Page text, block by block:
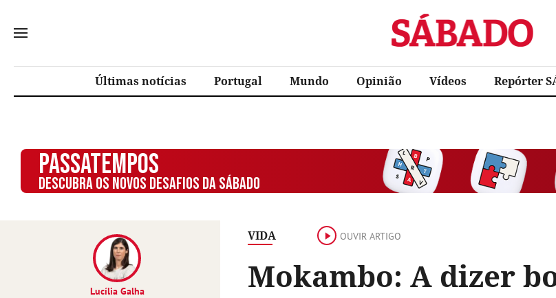
Sábado
Últimas notícias Portugal Mundo Opinião Vídeos Repórter
PASSATEMPOS
DESCUBRA OS NOVOS DESAFIOS DA SÁBADO
VIDA OUVIR ARTIGO
Mokambo: A dizer
Lucília Galha